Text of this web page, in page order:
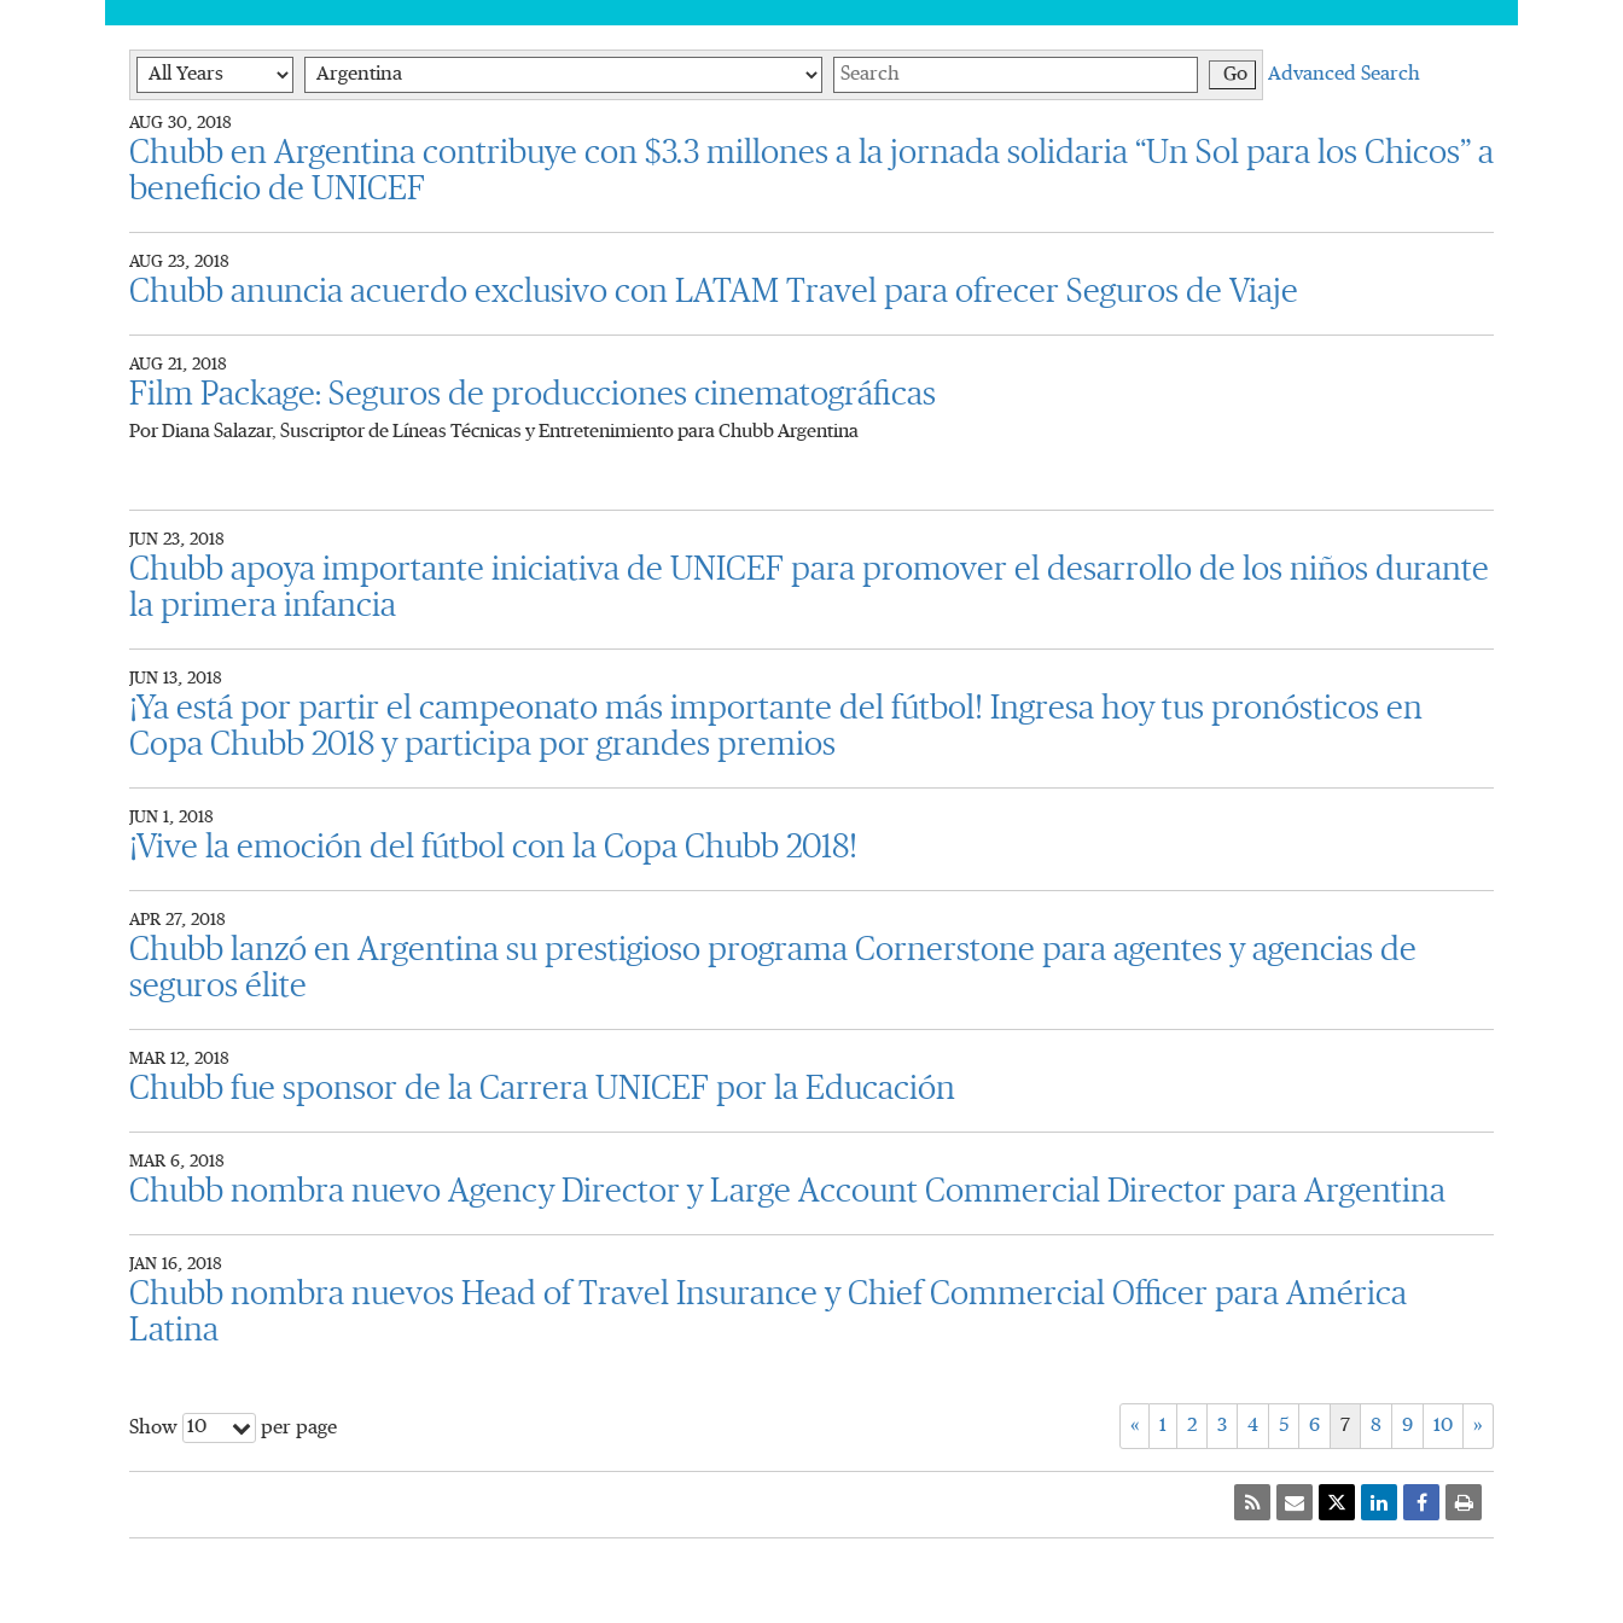
Year Category Keywords Go Advanced Search
AUG 30, 2018
Chubb en Argentina contribuye con $3.3 millones a la jornada solidaria “Un Sol para los Chicos” a
beneficio de UNICEF
AUG 23, 2018
Chubb anuncia acuerdo exclusivo con LATAM Travel para ofrecer Seguros de Viaje
AUG 21, 2018
Film Package: Seguros de producciones cinematográficas
Por Diana Salazar, Suscriptor de Líneas Técnicas y Entretenimiento para Chubb Argentina
JUN 23, 2018
Chubb apoya importante iniciativa de UNICEF para promover el desarrollo de los niños durante
la primera infancia
JUN 13, 2018
¡Ya está por partir el campeonato más importante del fútbol! Ingresa hoy tus pronósticos en
Copa Chubb 2018 y participa por grandes premios
JUN 1, 2018
¡Vive la emoción del fútbol con la Copa Chubb 2018!
APR 27, 2018
Chubb lanzó en Argentina su prestigioso programa Cornerstone para agentes y agencias de
seguros élite
MAR 12, 2018
Chubb fue sponsor de la Carrera UNICEF por la Educación
MAR 6, 2018
Chubb nombra nuevo Agency Director y Large Account Commercial Director para Argentina
JAN 16, 2018
Chubb nombra nuevos Head of Travel Insurance y Chief Commercial Officer para América
Latina
Show 10 per page « 1 2 3 4 5 6 7 8 9 10 »